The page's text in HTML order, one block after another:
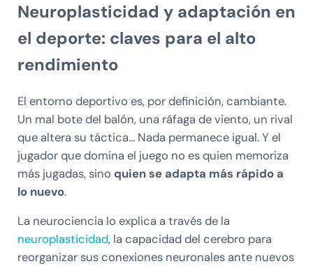
Neuroplasticidad y adaptación en
el deporte: claves para el alto
rendimiento
El entorno deportivo es, por definición, cambiante.
Un mal bote del balón, una ráfaga de viento, un rival
que altera su táctica… Nada permanece igual. Y el
jugador que domina el juego no es quien memoriza
más jugadas, sino quien se adapta más rápido a
lo nuevo.
La neurociencia lo explica a través de la
neuroplasticidad, la capacidad del cerebro para
reorganizar sus conexiones neuronales ante nuevos